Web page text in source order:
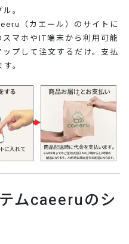
。
（カエール）のサイトに
マホやIT端末から利用可能
プして注文するだけ。支払
。
ムcaeeruのシ